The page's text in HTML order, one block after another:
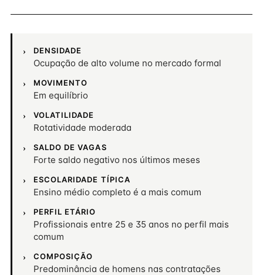
DENSIDADE
Ocupação de alto volume no mercado formal
MOVIMENTO
Em equilíbrio
VOLATILIDADE
Rotatividade moderada
SALDO DE VAGAS
Forte saldo negativo nos últimos meses
ESCOLARIDADE TÍPICA
Ensino médio completo é a mais comum
PERFIL ETÁRIO
Profissionais entre 25 e 35 anos no perfil mais
comum
COMPOSIÇÃO
Predominância de homens nas contratações